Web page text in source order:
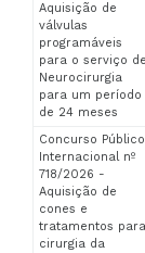
Aquisição de
válvulas
programáveis
para o serviço de
Neurocirurgia
para um período
de 24 meses
Concurso Público
Internacional nº
718/2026 -
Aquisição de
cones e
tratamentos para
cirurgia da